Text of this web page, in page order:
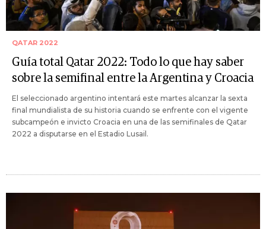
QATAR 2022
Guía total Qatar 2022: Todo lo que hay saber
sobre la semifinal entre la Argentina y Croacia
El seleccionado argentino intentará este martes alcanzar la sexta
final mundialista de su historia cuando se enfrente con el vigente
subcampeón e invicto Croacia en una de las semifinales de Qatar
2022 a disputarse en el Estadio Lusail.